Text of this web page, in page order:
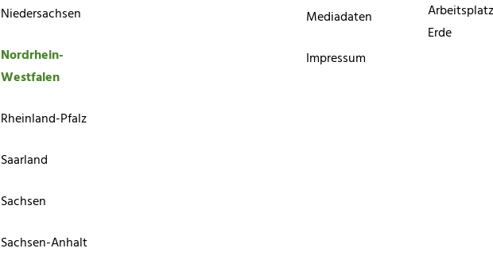
Niedersachsen
Nordrhein-
Westfalen
Rheinland-Pfalz
Saarland
Sachsen
Sachsen-Anhalt
Mediadaten
Impressum
Erde